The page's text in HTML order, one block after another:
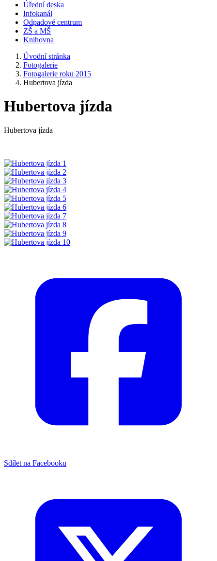
Úřední deska
Infokanál
Odpadové centrum
ZŠ a MŠ
Knihovna
Úvodní stránka
Fotogalerie
Fotogalerie roku 2015
Hubertova jízda
Hubertova jízda
Hubertova jízda
Sdílet na Facebooku